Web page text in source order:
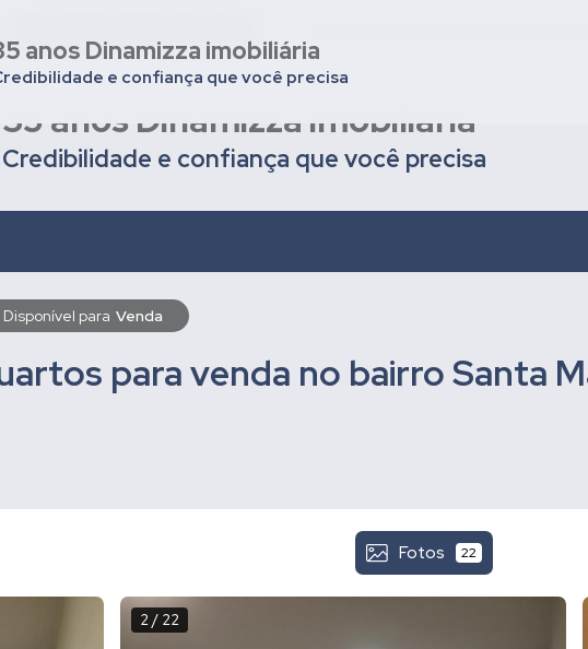
35 anos Dinamizza imobiliária
Credibilidade e confiança que você precisa
anos Dinamizza imobiliária
e confiança que você precisa
Disponível para Venda
para venda no bairro Santa
Fotos 22
2 / 22